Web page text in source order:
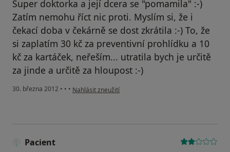
Super doktorka a její dcera se "pomamila" :-)
Zatím nemohu říct nic proti. Myslím si, že i
čekací doba v čekárně se dost zkrátila :-) To, že
si zaplatím 30 kč za preventivní prohlídku a 10
kč za kartáček, neřeším... utratila bych je určitě
za jinde a určitě za hloupost :-)
30. března 2012 • • • podle názoru uživatele Váš účet byl odstraněn
Nahlásit zneužití
Pacient